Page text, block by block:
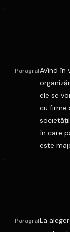
ParagrafAvînd în
ele se
cu firme
în care
este
ParagrafLa